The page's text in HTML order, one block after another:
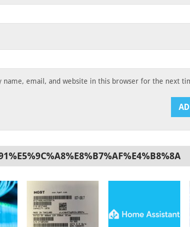
name, email, and website in this browser for the next